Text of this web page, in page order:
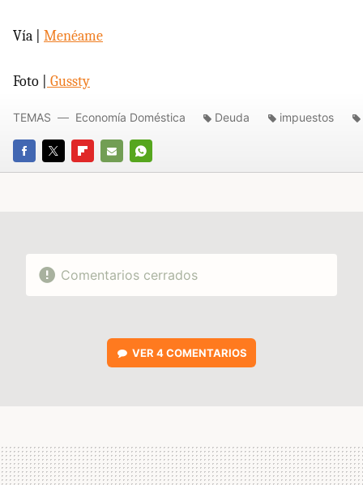
Vía | Menéame
Foto | Gussty
FACEBOOK
TWITTERFLIPBOARD
E-
WHATSAPP
TEMAS Economía Doméstica Deuda impuestos
Comentarios cerrados
VER 4 COMENTARIOS